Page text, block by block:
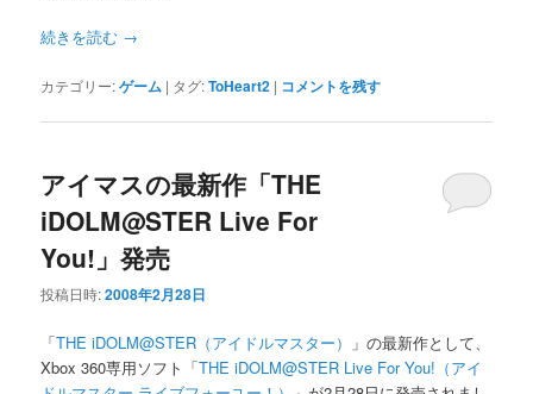
続きを読む →
カテゴリー:ゲーム | タグ:ToHeart2 | コメントを残す
アイマスの最新作「THE
iDOLM@STER Live For
You!」発売
投稿日時:2008年2月28日
「THE iDOLM@STER（アイドルマスター）
」の最新作として、
Xbox 360専用ソフト「THE iDOLM@STER Live For You!（アイ